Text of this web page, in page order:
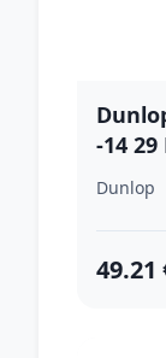
-14
Dunlop
49.21